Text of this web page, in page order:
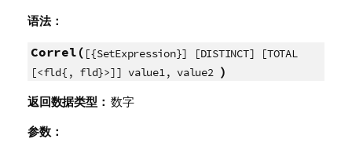
语法：
Correl( [{SetExpression}] [DISTINCT] [TOTAL
[<fld{, fld}>]] value1, value2 )
返回数据类型： 数字
参数：